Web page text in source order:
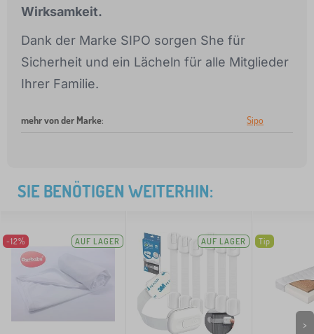
Wirksamkeit.
Dank der Marke SIPO sorgen She für
Sicherheit und ein Lächeln für alle Mitglieder
Ihrer Familie.
mehr von der Marke: Sipo
SIE BENÖTIGEN WEITERHIN:
-12% AUF LAGER AUF LAGER Tip
>